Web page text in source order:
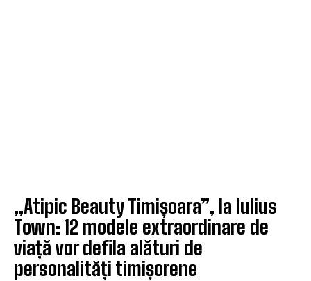
,,Atipic Beauty Timișoara”, la Iulius
Town: 12 modele extraordinare de
viață vor defila alături de
personalități timișorene